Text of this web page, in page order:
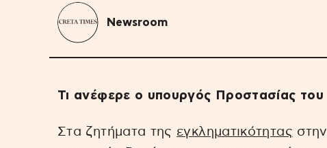
Newsroom
Τι ανέφερε ο υπουργός Προστασίας
Στα ζητήματα της εγκληματικότητας